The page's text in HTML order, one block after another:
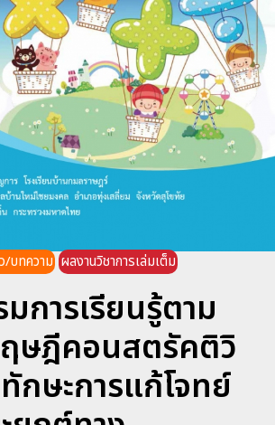
/บทความ ผลงานวิชาการเล่มเต็ม
การเรียนรู้ตาม
ษฎีคอนสตรัคติวิ
กษะการแก้โจทย์